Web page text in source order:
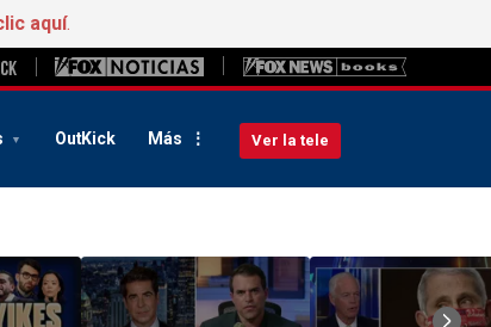
aquí.
OutKick Más Ver la tele